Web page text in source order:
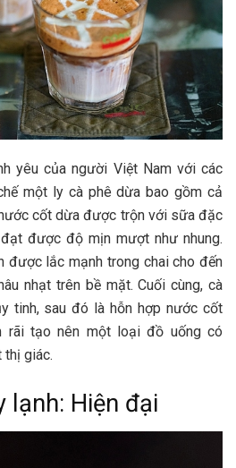
yêu của người Việt Nam với các
một ly cà phê dừa bao gồm cả
cốt dừa được trộn với sữa đặc
được độ mịn mượt như nhung.
được lắc mạnh trong chai cho đến
nhạt trên bề mặt. Cuối cùng, cà
tinh, sau đó là hỗn hợp nước cốt
rãi tạo nên một loại đồ uống có
thị giác.
lạnh: Hiện đại